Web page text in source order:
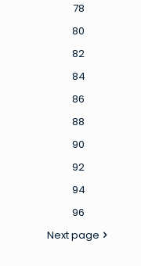
78
80
82
84
86
88
90
92
94
96
Next page